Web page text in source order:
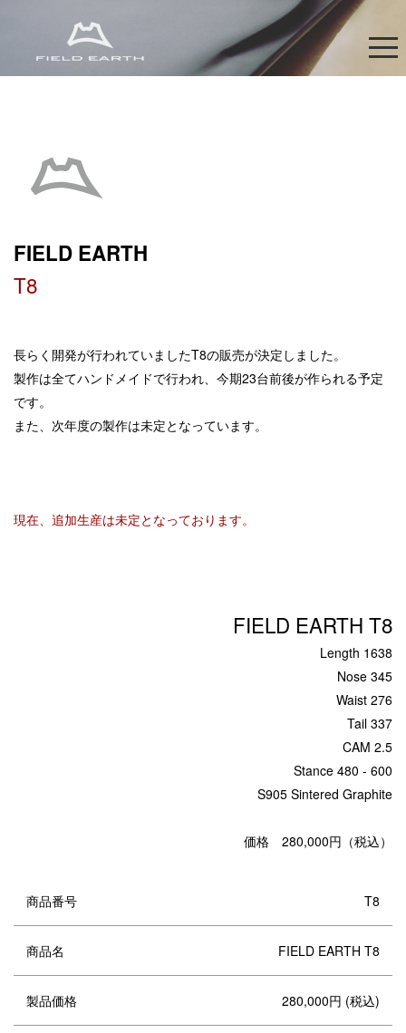
FIELD EARTH
T8
長らく開発が行われていましたT8の販売が決定しました。
製作は全てハンドメイドで行われ、今期23台前後が作られる予定
です。
また、次年度の製作は未定となっています。
現在、追加生産は未定となっております。
FIELD EARTH T8
Length 1638
Nose 345
Waist 276
Tail 337
CAM 2.5
Stance 480 - 600
S905 Sintered Graphite
価格 280,000円（税込）
商品番号 T8
商品名 FIELD EARTH T8
製品価格 280,000円 (税込)